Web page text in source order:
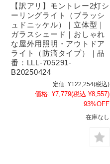
【訳アリ】モントレー2灯シ
ーリングライト（ブラッシ
ュドニッケル）｜立体型｜
ガラスシェード｜おしゃれ
な屋外用照明・アウトドア
ライト（防滴タイプ）｜品
番：LLL-705291-
B20250424
定価: ¥122,254(税込)
価格: ¥7,779(税込 ¥8,557)
93%OFF
在庫なし